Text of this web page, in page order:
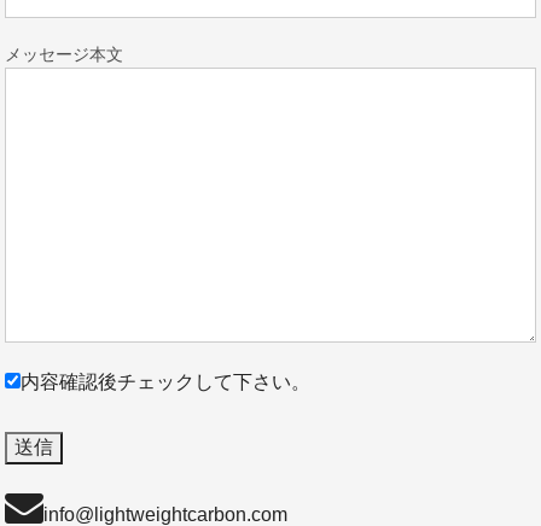
メッセージ本文
内容確認後チェックして下さい。
info@lightweightcarbon.com